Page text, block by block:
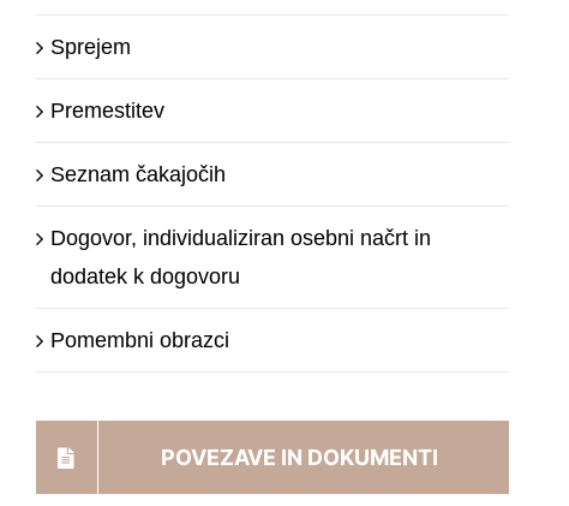
Sprejem
Premestitev
Seznam čakajočih
Dogovor, individualiziran osebni načrt in
dodatek k dogovoru
Pomembni obrazci
POVEZAVE IN DOKUMENTI